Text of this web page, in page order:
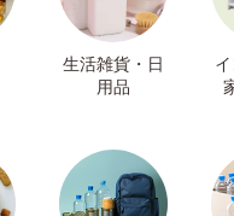
生活雑貨・日
用品